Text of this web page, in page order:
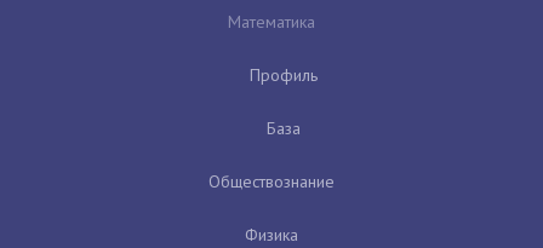
Математика
Профиль
База
Обществознание
Физика